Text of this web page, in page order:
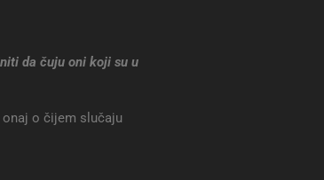
da čuju oni koji su u
o čijem slučaju